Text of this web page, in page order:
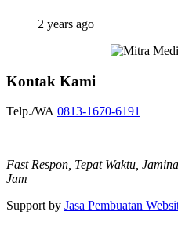
2 years ago
Kontak Kami
Telp./WA 0813-1670-6191
Fast Respon, Tepat Waktu,
Jam
Support by Jasa Pembuatan